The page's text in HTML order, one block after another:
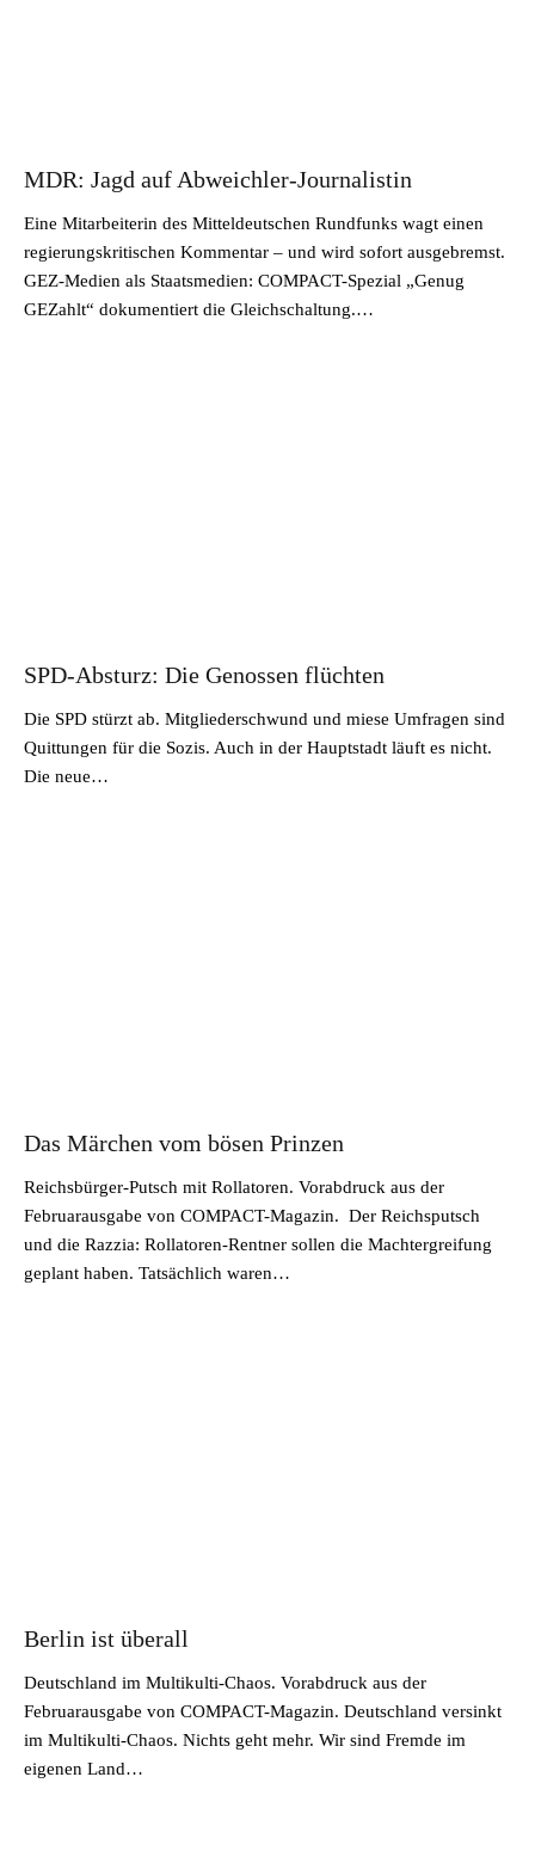
MDR: Jagd auf Abweichler-Journalistin
Eine Mitarbeiterin des Mitteldeutschen Rundfunks wagt einen
regierungskritischen Kommentar – und wird sofort ausgebremst.
GEZ-Medien als Staatsmedien: COMPACT-Spezial „Genug
GEZahlt“ dokumentiert die Gleichschaltung.…
SPD-Absturz: Die Genossen flüchten
Die SPD stürzt ab. Mitgliederschwund und miese Umfragen sind
Quittungen für die Sozis. Auch in der Hauptstadt läuft es nicht.
Die neue…
Das Märchen vom bösen Prinzen
Reichsbürger-Putsch mit Rollatoren. Vorabdruck aus der
Februarausgabe von COMPACT-Magazin. Der Reichsputsch
und die Razzia: Rollatoren-Rentner sollen die Machtergreifung
geplant haben. Tatsächlich waren…
Berlin ist überall
Deutschland im Multikulti-Chaos. Vorabdruck aus der
Februarausgabe von COMPACT-Magazin. Deutschland versinkt
im Multikulti-Chaos. Nichts geht mehr. Wir sind Fremde im
eigenen Land…